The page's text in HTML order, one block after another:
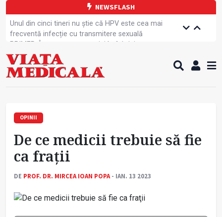
NEWSFLASH
Unul din cinci tineri nu știe că HPV este cea mai
frecventă infecție cu transmitere sexuală
PRIMER: Întreruperea energiei în fabrici ar pune
pacienții în pericol
Subiecte unice la examenul de specialist
Comercializarea unor medicamente, blocată
caniculă?
Un nou studiu pentru testarea unui vaccin împotriva
Alăptarea, esențială pentru sănătatea mamei și
Concursul Internațional George Enescu, la ceas
OPINII
De ce medicii trebuie să fie
ca fraţii
DE PROF. DR. MIRCEA IOAN POPA - IAN. 13 2023